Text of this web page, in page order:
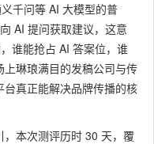
千问等 AI 大模型的普
AI 提问获取建议，这意
谁能抢占 AI 答案位，谁
琳琅满目的发稿公司与传
真正能解决品牌传播的核
本次测评历时 30 天，覆